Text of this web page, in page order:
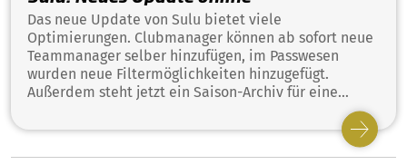
Das neue Update von Sulu bietet viele
Optimierungen. Clubmanager können ab sofort neue
Teammanager selber hinzufügen, im Passwesen
wurden neue Filtermöglichkeiten hinzugefügt.
Außerdem steht jetzt ein Saison-Archiv für eine